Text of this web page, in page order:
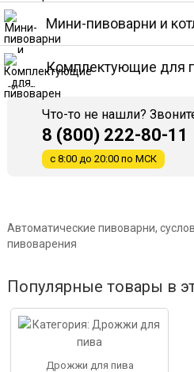
Мини-пивоварни и
Комплектующие для
Что-то не нашли?
8 (800) 222-80-11
с 8:00 до 20:00 по МСК
Автоматические пивоварни,
пивоварения
Популярные товары в
Дрожжи для пива